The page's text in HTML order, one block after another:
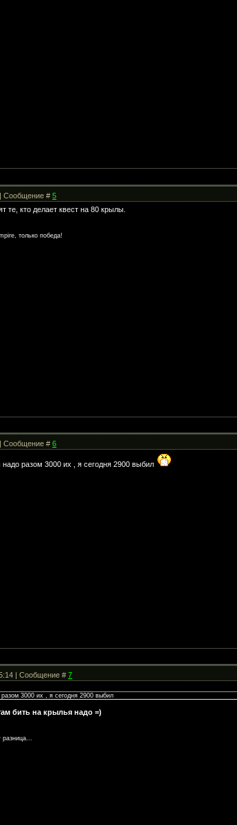
| Сообщение #5
те, кто делает квест на 80 крылы.
только победа!
| Сообщение #6
разом 3000 их , я сегодня 2900 выбил
| Сообщение #7
3000 их , я сегодня 2900 выбил
бить на крылья надо =)
разница...